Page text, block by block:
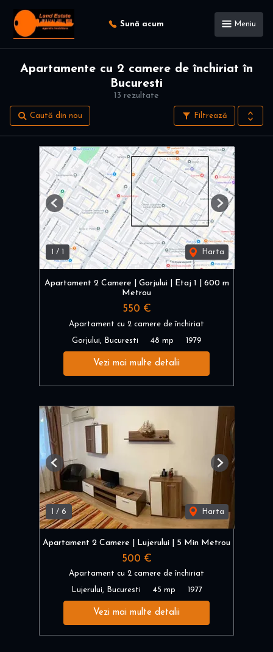
Sună acum Meniu
13 rezultate
Apartamente cu 2 camere de închiriat în
Bucuresti
Filtrează
Caută din nou
1 / 1 Harta
Previous Next
Apartament 2 Camere | Gorjului | Etaj 1 | 600 m
Metrou
550 €
Apartament cu 2 camere de închiriat
Gorjului, Bucuresti 48 mp 1979
Vezi mai multe detalii
1 / 6 Harta
Previous Next
Apartament 2 Camere | Lujerului | 5 Min Metrou
500 €
Apartament cu 2 camere de închiriat
Lujerului, Bucuresti 45 mp 1977
Vezi mai multe detalii